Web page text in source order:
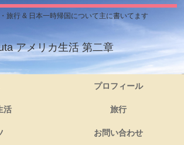
旅行 & 日本一時帰国について主に書いてます
アメリカ生活 第二章
プロフィール
活 旅行
お問い合わせ